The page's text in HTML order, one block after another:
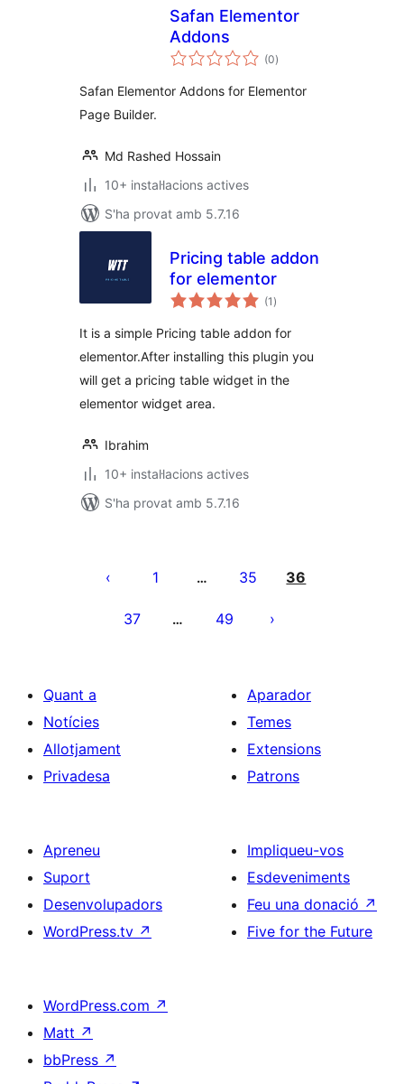
Safan Elementor
Addons
(0puntuacions
totals
)
Safan Elementor Addons for Elementor
Page Builder.
Md Rashed Hossain
10+ instal·lacions actives
S'ha provat amb 5.7.16
Pricing table addon
for elementor
(1 puntuacions
totals
)
It is a simple Pricing table addon for
elementor.After installing this plugin you
will get a pricing table widget in the
elementor widget area.
Ibrahim
10+ instal·lacions actives
S'ha provat amb 5.7.16
entrades
1 … 35 36
37 … 49
Quant a
Notícies
Allotjament
Privadesa
Aparador
Temes
Extensions
Patrons
Apreneu
Suport
Desenvolupadors
WordPress.tv ↗
Impliqueu-vos
Esdeveniments
Feu una donació ↗
Five for the Future
WordPress.com ↗
Matt ↗
bbPress ↗